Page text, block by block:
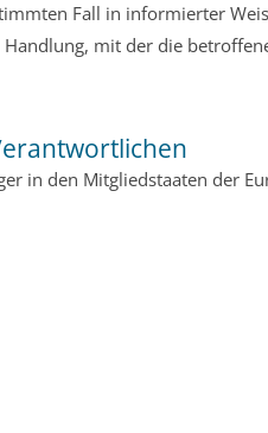
Fall in informierter
mit der die
in den Mitgliedstaaten der